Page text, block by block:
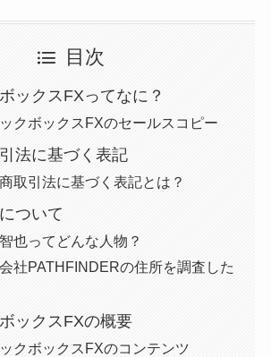
目次
ックスFXってなに？
クボックスFXのセールスコピー
法に基づく表記
取引法に基づく表記とは？
ついて
也ってどんな人物？
社PATHFINDERの住所を調査した
ックスFXの概要
クボックスFXのコンテンツ